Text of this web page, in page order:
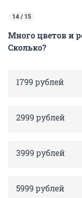
14 / 15
Много цветов и
Сколько?
1799 рублей
2999 рублей
3999 рублей
5999 рублей